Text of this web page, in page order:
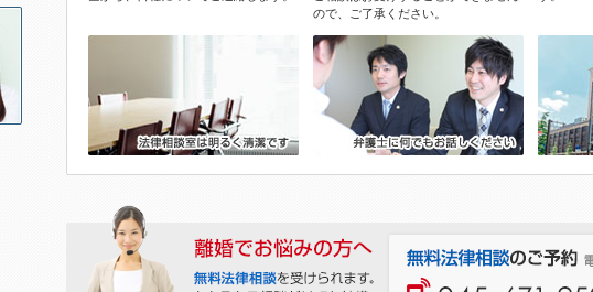
ので、ご了承ください。